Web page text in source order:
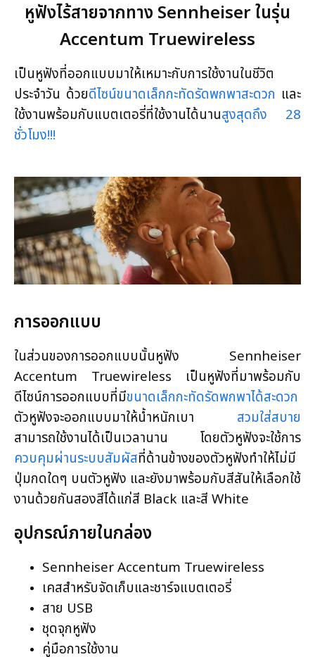
หูฟังไร้สายจากทาง Sennheiser ในรุ่น
Accentum Truewireless
เป็นหูฟังที่ออกแบบมาให้เหมาะกับการใช้งานในชีวิต
ประจำวัน ด้วยดีไซน์ขนาดเล็กกะทัดรัดพกพาสะดวก และ
ใช้งานพร้อมกับแบตเตอรี่ที่ใช้งานได้นานสูงสุดถึง 28
ชั่วโมง!!!
การออกแบบ
ในส่วนของการออกแบบนั้นหูฟัง Sennheiser
Accentum Truewireless เป็นหูฟังที่มาพร้อมกับ
ดีไซน์การออกแบบที่มีขนาดเล็กกะทัดรัดพกพาได้สะดวก
ตัวหูฟังจะออกแบบมาให้น้ำหนักเบา สวมใส่สบาย
สามารถใช้งานได้เป็นเวลานาน โดยตัวหูฟังจะใช้การ
ควบคุมผ่านระบบสัมผัสที่ด้านข้างของตัวหูฟังทำให้ไม่มี
ปุ่มกดใดๆ บนตัวหูฟัง และยังมาพร้อมกับสีสันให้เลือกใช้
งานด้วยกันสองสีได้แก่สี Black และสี White
อุปกรณ์ภายในกล่อง
Sennheiser Accentum Truewireless
เคสสำหรับจัดเก็บและชาร์จแบตเตอรี่
สาย USB
ชุดจุกหูฟัง
คู่มือการใช้งาน